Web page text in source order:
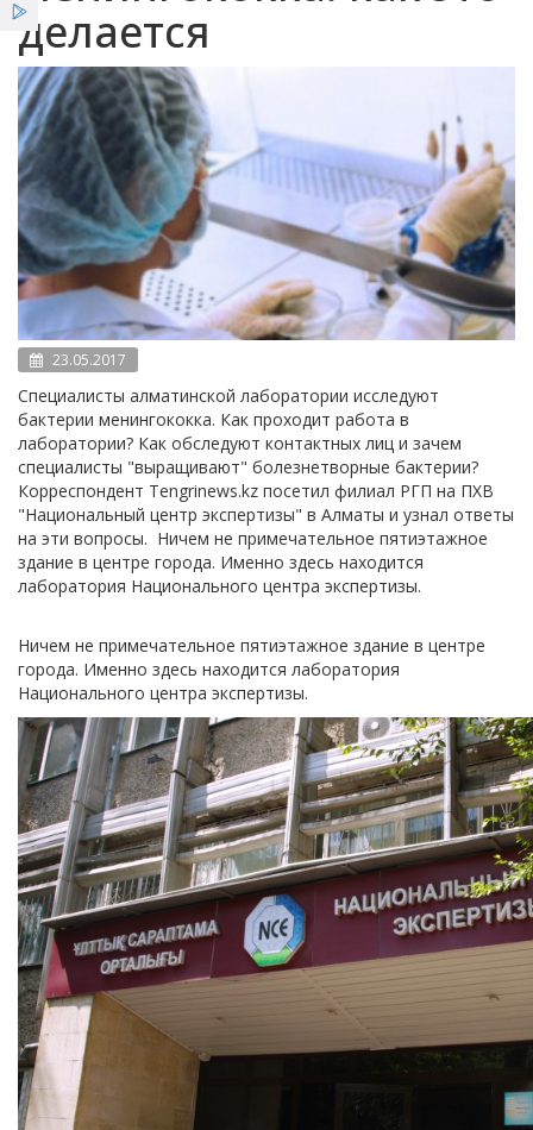
Услуги
Новости
Вестник НЦЭ
делается
23.05.2017
Специалисты алматинской лаборатории исследуют
бактерии менингококка. Как проходит работа в
лаборатории? Как обследуют контактных лиц и зачем
специалисты "выращивают" болезнетворные бактерии?
Корреспондент Tengrinews.kz посетил филиал РГП на ПХВ
"Национальный центр экспертизы" в Алматы и узнал ответы
на эти вопросы. Ничем не примечательное пятиэтажное
здание в центре города. Именно здесь находится
лаборатория Национального центра экспертизы.
Ничем не примечательное пятиэтажное здание в центре
города. Именно здесь находится лаборатория
Национального центра экспертизы.